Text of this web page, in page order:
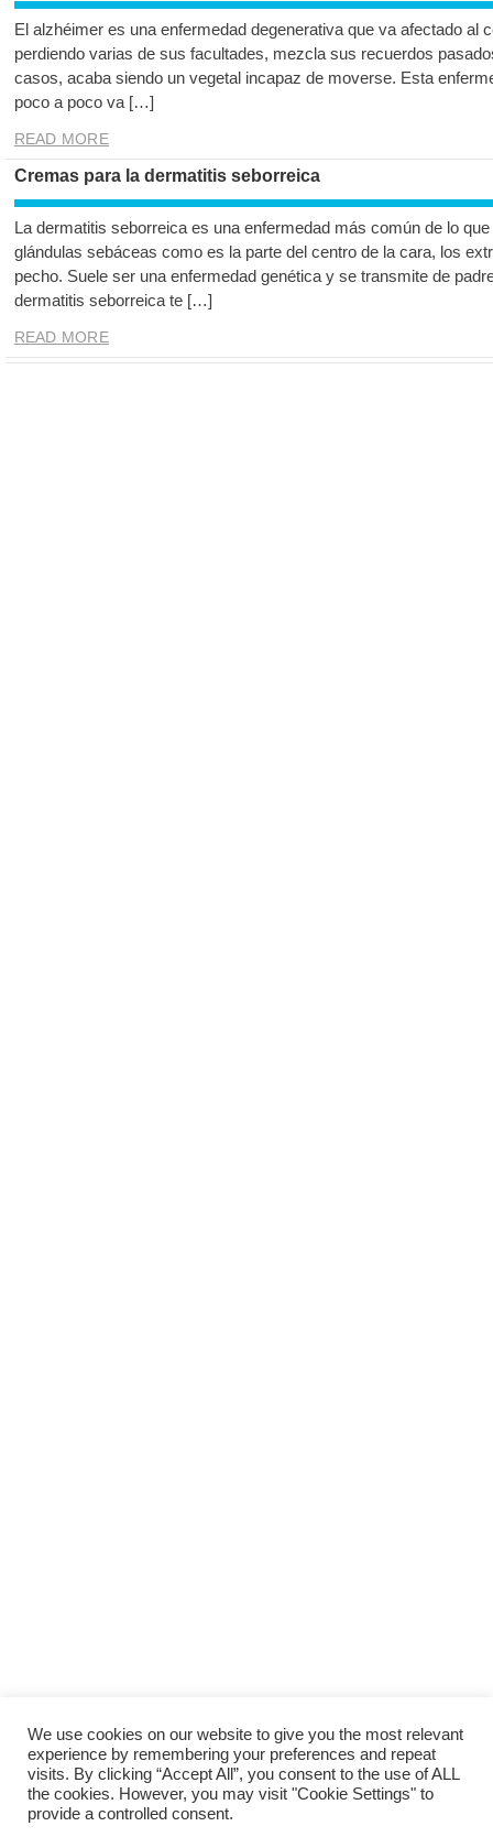
El alzhéimer es una enfermedad degenerativa que va afectado al
perdiendo varias de sus facultades, mezcla sus recuerdos
casos, acaba siendo un vegetal incapaz de moverse. Esta
poco a poco va […]
READ MORE
Cremas para la dermatitis seborreica
La dermatitis seborreica es una enfermedad más común de lo
glándulas sebáceas como es la parte del centro de la cara, los
pecho. Suele ser una enfermedad genética y se transmite de
dermatitis seborreica te […]
READ MORE
We use cookies on our website to give you the most relevant
experience by remembering your preferences and repeat
visits. By clicking “Accept All”, you consent to the use of ALL
the cookies. However, you may visit "Cookie Settings" to
provide a controlled consent.